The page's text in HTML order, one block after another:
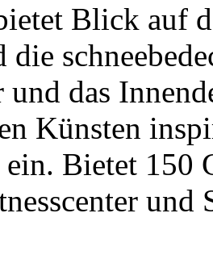
Blick auf
das
Künsten
Bietet 150
und